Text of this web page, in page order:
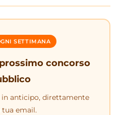
SETTIMANA
concorso
in anticipo, direttamente
tua email.